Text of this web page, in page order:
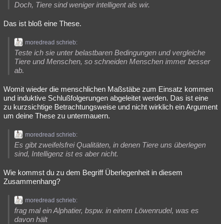
Besucht Teilgenommen Alle Neue
Lesenswert Schlüsselwörter
Doch, Tiere sind weniger intelligent als wir.
Das ist bloß eine These.
moredread schrieb:
Teste ich sie unter belastbaren Bedingungen und vergleiche
Tiere und Menschen, so schneiden Menschen immer besser
ab.
Womit wieder die menschlichen Maßstäbe zum Einsatz kommen
und induktive Schlußfolgerungen abgeleitet werden. Das ist eine
zu kurzsichtige Betrachtungsweise und nicht wirklich ein Argument
um deine These zu untermauern.
moredread schrieb:
Es gibt zweifelsfrei Qualitäten, in denen Tiere uns überlegen
sind, Intelligenz ist es aber nicht.
Wie kommst du zu dem Begriff Überlegenheit in diesem
Zusammenhang?
moredread schrieb:
frag mal ein Alphatier, bspw. in einem Löwenrudel, was es
davon hält